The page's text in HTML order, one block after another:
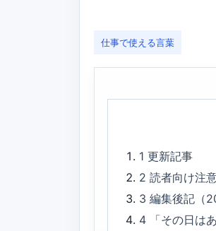
仕事で使える言葉
1更新記事
2読者向け注
3編集後記（
4
「その日は